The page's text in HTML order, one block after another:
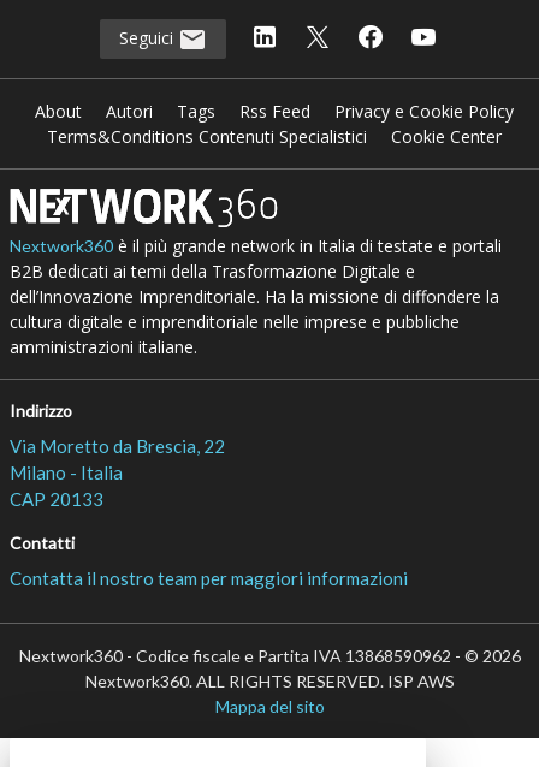
Seguici
About Autori Tags Rss Feed
Privacy e Cookie Policy
Terms&Conditions Contenuti Specialistici
Cookie Center
Nextwork360è il più grande network in Italia di testate e portali
B2B dedicati ai temi della Trasformazione Digitale e
dell’Innovazione Imprenditoriale. Ha la missione di diffondere la
cultura digitale e imprenditoriale nelle imprese e pubbliche
amministrazioni italiane.
Indirizzo
Via Moretto da Brescia, 22
Milano - Italia
CAP 20133
Contatti
Contatta il nostro team per maggiori informazioni
Nextwork360 - Codice fiscale e Partita IVA 13868590962 - © 2026
Nextwork360. ALL RIGHTS RESERVED. ISP AWS
Mappa del sito